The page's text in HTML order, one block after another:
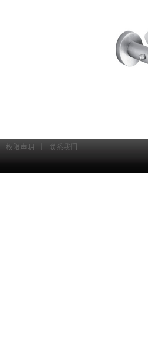
权限声明
联系我们